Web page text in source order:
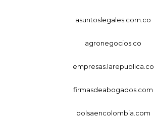
asuntoslegales.com.co
agronegocios.co
empresas.larepublica.co
firmasdeabogados.com
bolsaencolombia.com